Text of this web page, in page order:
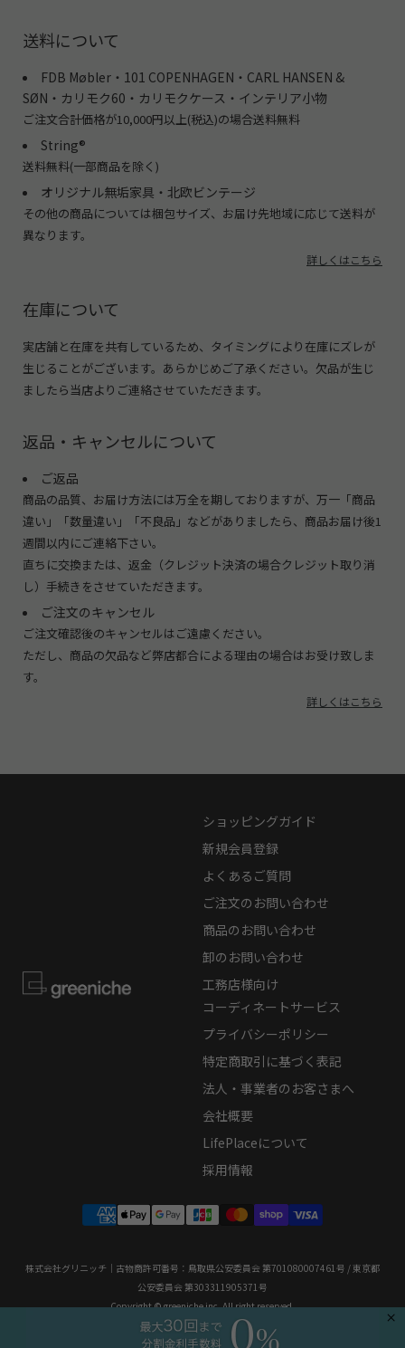
×
送料について
FDB Møbler・101 COPENHAGEN・CARL HANSEN &
SØN・カリモク60・カリモクケース・インテリア小物
ご注文合計価格が10,000円以上(税込)の場合送料無料
String®︎
送料無料(一部商品を除く)
オリジナル無垢家具・北欧ビンテージ
その他の商品については梱包サイズ、お届け先地域に応じて送料が
異なります。
詳しくはこちら
在庫について
実店舗と在庫を共有しているため、タイミングにより在庫にズレが
生じることがございます。あらかじめご了承ください。欠品が生じ
ましたら当店よりご連絡させていただきます。
返品・キャンセルについて
ご返品
商品の品質、お届け方法には万全を期しておりますが、万一「商品
違い」「数量違い」「不良品」などがありましたら、商品お届け後1
週間以内にご連絡下さい。
直ちに交換または、返金（クレジット決済の場合クレジット取り消
し）手続きをさせていただきます。
ご注文のキャンセル
ご注文確認後のキャンセルはご遠慮ください。
ただし、商品の欠品など弊店都合による理由の場合はお受け致しま
す。
詳しくはこちら
ショッピングガイド
新規会員登録
よくあるご質問
ご注文のお問い合わせ
商品のお問い合わせ
卸のお問い合わせ
工務店様向け
コーディネートサービス
プライバシーポリシー
特定商取引に基づく表記
法人・事業者のお客さまへ
会社概要
LifePlaceについて
採用情報
株式会社グリニッチ｜古物商許可番号：鳥取県公安委員会 第701080007461号 / 東京都
公安委員会 第303311905371号
Copyright © greeniche inc. All right reserved.